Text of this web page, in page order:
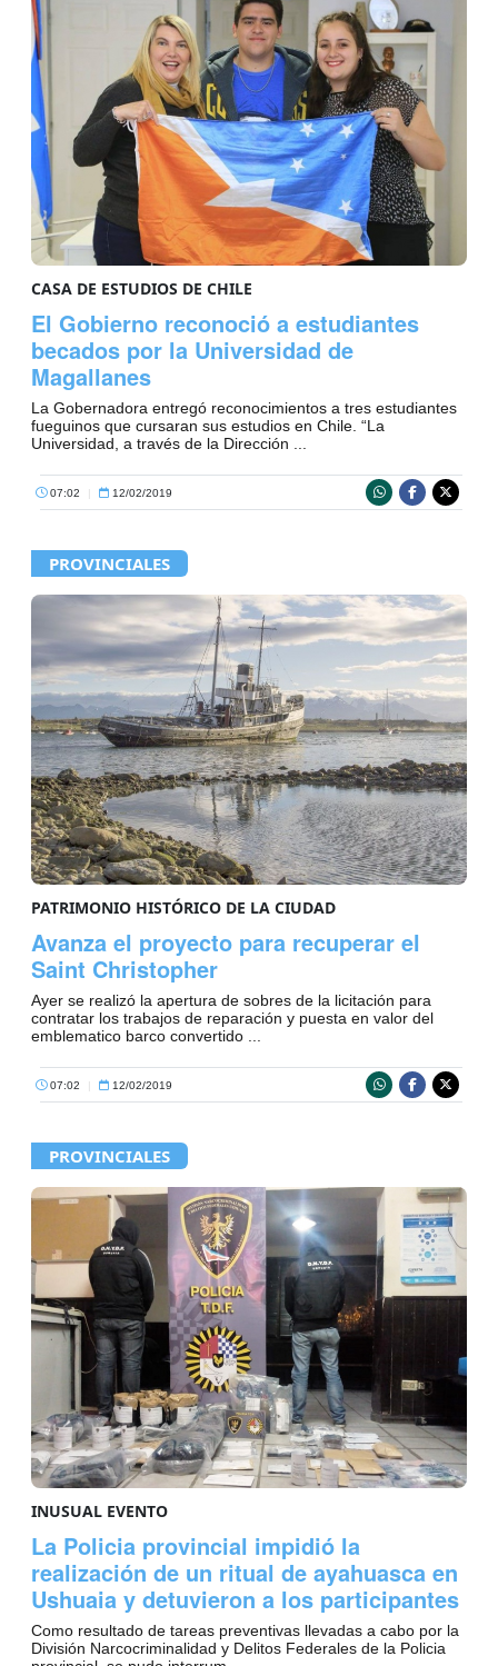
CASA DE ESTUDIOS DE CHILE
El Gobierno reconoció a estudiantes
becados por la Universidad de
Magallanes
La Gobernadora entregó reconocimientos a tres estudiantes
fueguinos que cursaran sus estudios en Chile. “La
Universidad, a través de la Dirección ...
07:02 | 12/02/2019
PROVINCIALES
PATRIMONIO HISTÓRICO DE LA CIUDAD
Avanza el proyecto para recuperar el
Saint Christopher
Ayer se realizó la apertura de sobres de la licitación para
contratar los trabajos de reparación y puesta en valor del
emblematico barco convertido ...
07:02 | 12/02/2019
PROVINCIALES
INUSUAL EVENTO
La Policia provincial impidió la
realización de un ritual de ayahuasca en
Ushuaia y detuvieron a los participantes
Como resultado de tareas preventivas llevadas a cabo por la
División Narcocriminalidad y Delitos Federales de la Policia